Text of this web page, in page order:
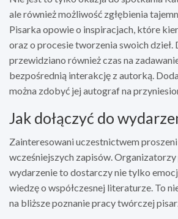
ale również możliwość zgłębienia
Pisarka opowie o inspiracjach, które
oraz o procesie tworzenia swoich dzieł.
przewidziano również czas na
bezpośrednią interakcję z autorką.
można zdobyć jej autograf na
Jak dołączyć do
Zainteresowani uczestnictwem
wcześniejszych zapisów. Organizatorzy
wydarzenie to dostarczy nie tylko
wiedzę o współczesnej literaturze. To
na bliższe poznanie pracy twórczej